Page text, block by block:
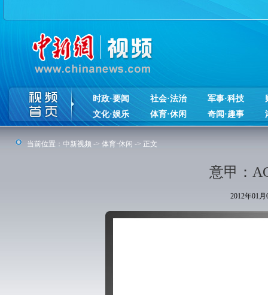
时政·要闻 社会·法治 军事·科技
文化·娱乐
体育·休闲 奇闻·趣事
当前位置： 中新视频 -> 体育·休闲 -> 正文
意甲：
2012年01